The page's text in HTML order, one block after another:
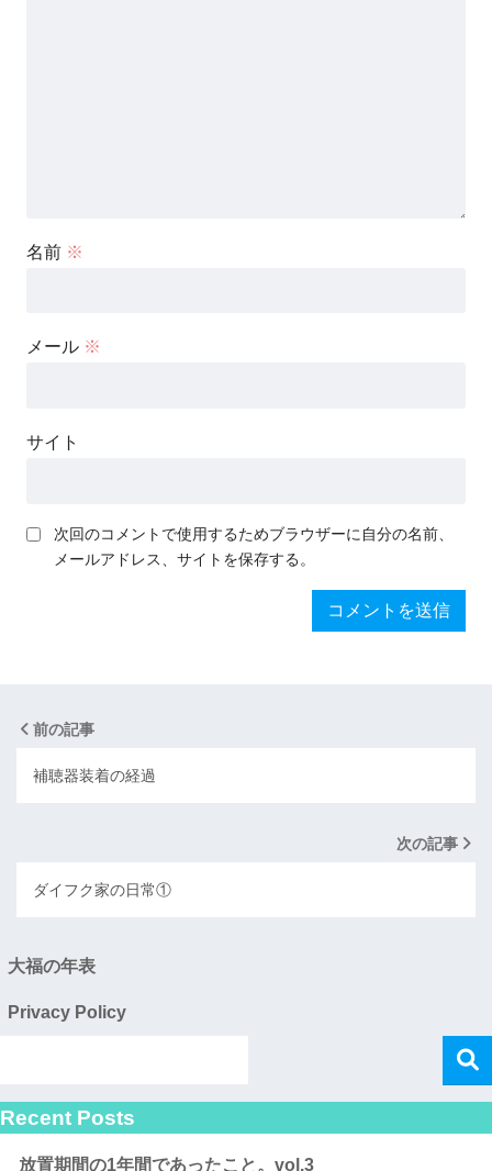
名前 ※
メール ※
サイト
次回のコメントで使用するためブラウザーに自分の名前、
メールアドレス、サイトを保存する。
前の記事
補聴器装着の経過
次の記事
ダイフク家の日常①
大福の年表
Privacy Policy
Recent Posts
放置期間の1年間であったこと。vol.3